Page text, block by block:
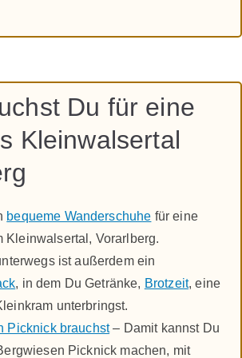
Du für eine
Kleinwalsertal
bequeme Wanderschuhe für eine
Kleinwalsertal, Vorarlberg.
ist außerdem ein
, in dem Du Getränke, Brotzeit, eine
unterbringst.
Picknick brauchst– Damit kannst Du
Picknick machen, mit